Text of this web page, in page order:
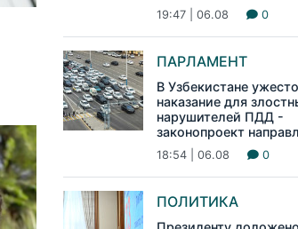
19:47 | 06.08 0
ПАРЛАМЕНТ
В Узбекистане
наказание для
нарушителей ПДД -
законопроект
18:54 | 06.08 0
ПОЛИТИКА